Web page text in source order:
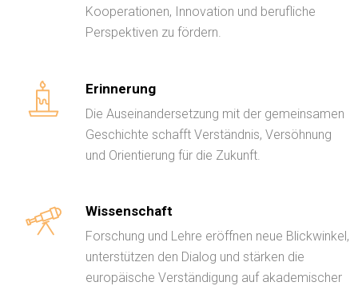
Kooperationen, Innovation und berufliche
Perspektiven zu fördern.
Erinnerung
Die Auseinandersetzung mit der gemeinsamen
Geschichte schafft Verständnis, Versöhnung
und Orientierung für die Zukunft.
Wissenschaft
Forschung und Lehre eröffnen neue Blickwinkel,
unterstützen den Dialog und stärken die
europäische Verständigung auf akademischer